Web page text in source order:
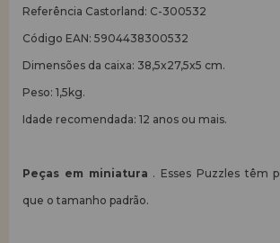
Referência Castorland: C-300532
Código EAN: 5904438300532
Dimensões da caixa: 38,5x27,5x5 cm.
Peso: 1,5kg.
Idade recomendada: 12 anos ou mais.
Peças em miniatura . Esses Puzzles têm
que o tamanho padrão.